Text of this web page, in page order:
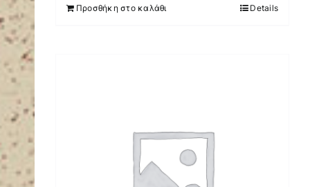
Προσθήκη στο καλάθι Details